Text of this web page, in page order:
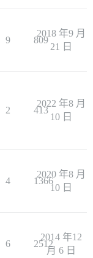
9 809
2018 年9 月
21 日
2 413
2022 年8 月
10 日
4 1366
2020 年8 月
10 日
6 2512
2014 年12
月 6 日